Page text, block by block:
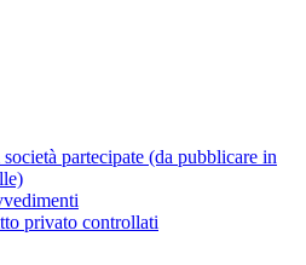
partecipate (da pubblicare in
privato controllati